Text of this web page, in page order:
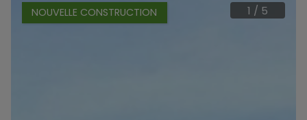
NOUVELLE CONSTRUCTION 1 / 5